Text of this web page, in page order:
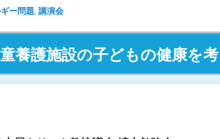
ー問題, 講演会
養護施設の子どもの健康を